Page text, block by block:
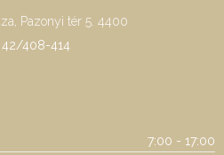
Pazonyi tér 5. 4400
42/408-414
7:00 - 17:00